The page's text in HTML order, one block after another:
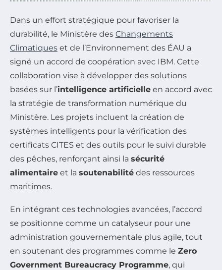
Dans un effort stratégique pour favoriser la
durabilité, le Ministère des Changements
Climatiques et de l’Environnement des ÉAU a
signé un accord de coopération avec IBM. Cette
collaboration vise à développer des solutions
basées sur l’intelligence artificielle en accord avec
la stratégie de transformation numérique du
Ministère. Les projets incluent la création de
systèmes intelligents pour la vérification des
certificats CITES et des outils pour le suivi durable
des pêches, renforçant ainsi la sécurité
alimentaire et la soutenabilité des ressources
maritimes.
En intégrant ces technologies avancées, l’accord
se positionne comme un catalyseur pour une
administration gouvernementale plus agile, tout
en soutenant des programmes comme le Zero
Government Bureaucracy Programme, qui